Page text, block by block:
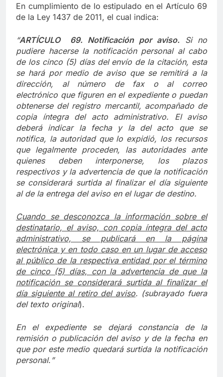
En cumplimiento de lo estipulado en el Artículo 69
de la Ley 1437 de 2011, el cual indica:
“ARTÍCULO 69. Notificación por aviso. Si no
pudiere hacerse la notificación personal al cabo
de los cinco (5) días del envío de la citación, esta
se hará por medio de aviso que se remitirá a la
dirección, al número de fax o al correo
electrónico que figuren en el expediente o puedan
obtenerse del registro mercantil, acompañado de
copia íntegra del acto administrativo. El aviso
deberá indicar la fecha y la del acto que se
notifica, la autoridad que lo expidió, los recursos
que legalmente proceden, las autoridades ante
quienes deben interponerse, los plazos
respectivos y la advertencia de que la notificación
se considerará surtida al finalizar el día siguiente
al de la entrega del aviso en el lugar de destino.
Cuando se desconozca la información sobre el
destinatario, el aviso, con copia íntegra del acto
administrativo, se publicará en la página
electrónica y en todo caso en un lugar de acceso
al público de la respectiva entidad por el término
de cinco (5) días, con la advertencia de que la
notificación se considerará surtida al finalizar el
día siguiente al retiro del aviso. (subrayado fuera
del texto original).
En el expediente se dejará constancia de la
remisión o publicación del aviso y de la fecha en
que por este medio quedará surtida la notificación
personal. ”